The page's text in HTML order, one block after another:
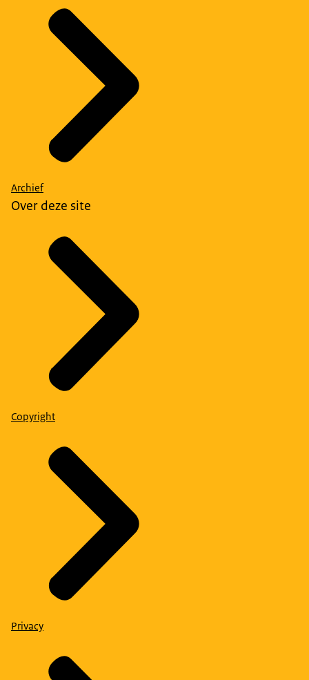
Archief
Over deze site
Copyright
Privacy